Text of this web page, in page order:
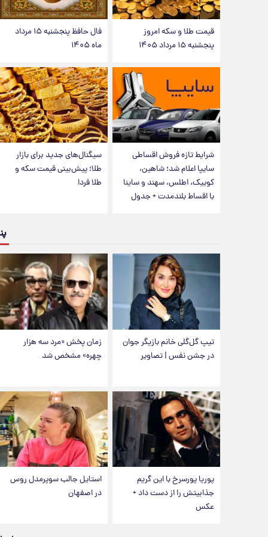
قیمت طلا و سکه امروز
پنجشنبه ۱۵ مرداد ۱۴۰۵
فال حافظ پنجشنبه ۱۵ مرداد
ماه ۱۴۰۵
شرایط تازه فروش اقساطی
سایپا اعلام شد؛ شاهین،
کوییک، اطلس، سهند و ساینا
با اقساط بلندمدت + جدول
سیگنال‌های جدید برای بازار
طلا؛ پیش‌بینی قیمت سکه و
طلا فردا
تیپ گل‌گلی خانم بازیگر جوان
در جشن نفس | تصاویر
زمان پخش «مرد سه هزار
چهره» مشخص شد
پوریا پورسرخ با این گریم
جذابیتش را از دست داد +
عکس
استایل جالب سوپرمدل روس
در اصفهان